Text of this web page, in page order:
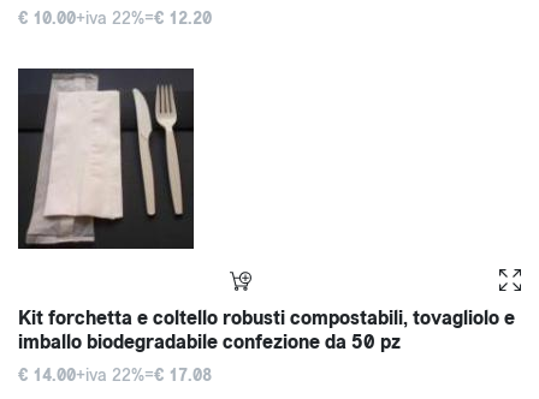
€ 10.00+iva 22%=€ 12.20
Kit forchetta e coltello robusti compostabili, tovagliolo e
imballo biodegradabile confezione da 50 pz
€ 14.00+iva 22%=€ 17.08